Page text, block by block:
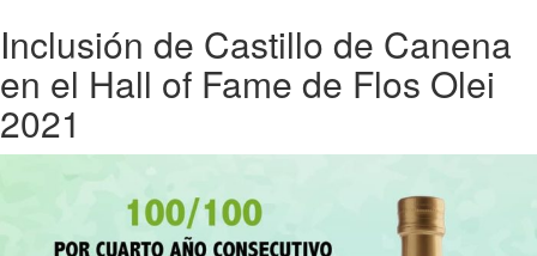
Inclusión de Castillo de Canena
en el Hall of Fame de Flos Olei
2021